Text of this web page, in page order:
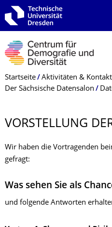
Zur Hauptnavigation springen
Zur Suche springen
Zum Inhalt springen
Breadcrumb-Menü
Startseite
Aktivitäten & Kontakt
Der Sächsische Datensalon
VORSTELLUNG
Wir haben die Vortragenden
gefragt:
Was sehen Sie als
und folgende Antworten